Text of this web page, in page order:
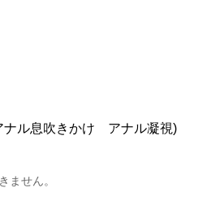
ナル息吹きかけ アナル凝視)
ません。